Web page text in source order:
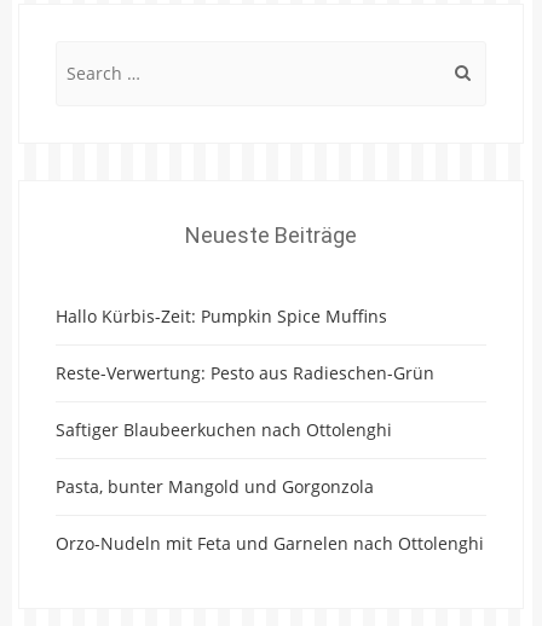
Neueste Beiträge
Hallo Kürbis-Zeit: Pumpkin Spice Muffins
Reste-Verwertung: Pesto aus Radieschen-Grün
Saftiger Blaubeerkuchen nach Ottolenghi
Pasta, bunter Mangold und Gorgonzola
Orzo-Nudeln mit Feta und Garnelen nach Ottolenghi